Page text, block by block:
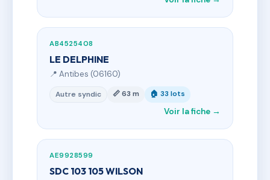
AB4525408
LE DELPHINE
📍 Antibes (06160)
Autre syndic 📏 63 m 🏠 33 lots
Voir la fiche →
AE9928599
SDC 103 105 WILSON